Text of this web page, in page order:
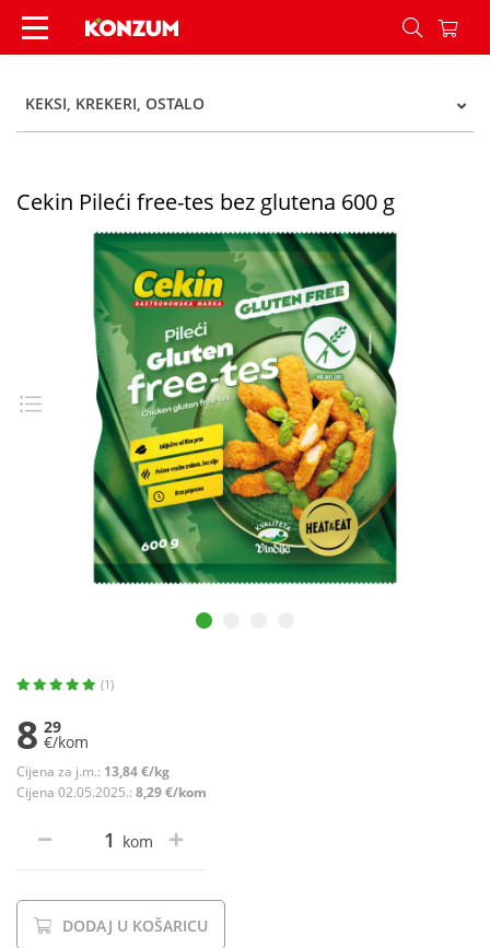
Cekin Pileći free-tes bez glutena 600 g - Konzum
KEKSI, KREKERI, OSTALO
Cekin Pileći free-tes bez glutena 600 g
(1)
8 29
€/kom
Cijena za j.m.: 13,84 €/kg
Cijena 02.05.2025.: 8,29 €/kom
kom
DODAJ U KOŠARICU